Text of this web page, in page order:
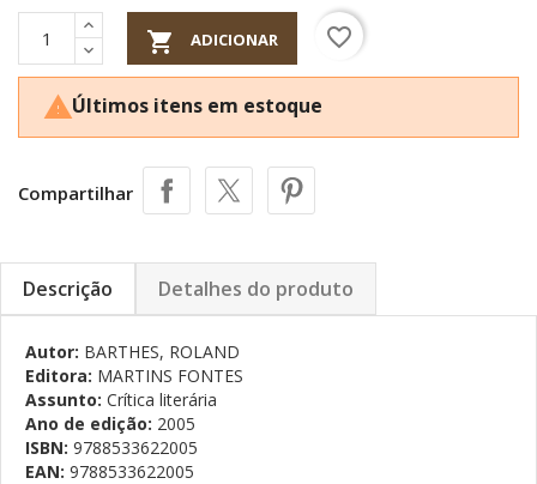
 ADICIONAR favorite_border
Últimos itens em estoque
Compartilhar
Descrição Detalhes do produto
Autor: BARTHES, ROLAND
Editora: MARTINS FONTES
Assunto: Crítica literária
Ano de edição: 2005
ISBN: 9788533622005
EAN: 9788533622005